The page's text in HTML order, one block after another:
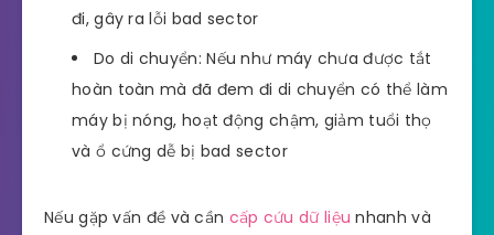
đi, gây ra lỗi bad sector
Do di chuyển: Nếu như máy chưa được tắt
hoàn toàn mà đã đem đi di chuyển có thể làm
máy bị nóng, hoạt động chậm, giảm tuổi thọ
và ổ cứng dễ bị bad sector
Nếu gặp vấn đề và cần cấp cứu dữ liệunhanh và